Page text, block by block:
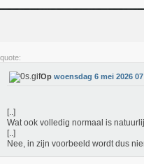
quote:
Op woensdag 6 mei 2026
[..]
Wat ook volledig normaal is
[..]
Nee, in zijn voorbeeld wordt dus